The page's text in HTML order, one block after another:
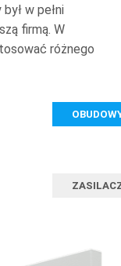
w pełni
firmą. W
różnego